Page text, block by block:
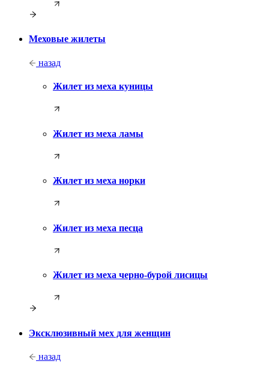
Меховые жилеты
назад
Жилет из меха куницы
Жилет из меха ламы
Жилет из меха норки
Жилет из меха песца
Жилет из меха черно-бурой лисицы
Эксклюзивный мех для женщин
назад